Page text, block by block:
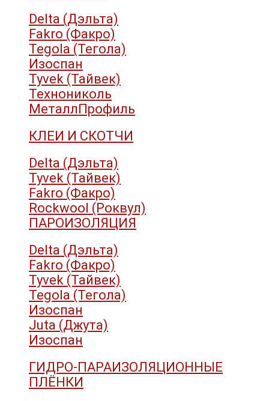
Delta (Дэльта)
Fakro (Факро)
Tegola (Тегола)
Изоспан
Tyvek (Тайвек)
Технониколь
МеталлПрофиль
КЛЕИ И СКОТЧИ
Delta (Дэльта)
Tyvek (Тайвек)
Fakro (Факро)
Rockwool (Роквул)
ПАРОИЗОЛЯЦИЯ
Delta (Дэльта)
Fakro (Факро)
Tyvek (Тайвек)
Tegola (Тегола)
Изоспан
Juta (Джута)
Изоспан
ГИДРО-ПАРАИЗОЛЯЦИОННЫЕ
ПЛЁНКИ